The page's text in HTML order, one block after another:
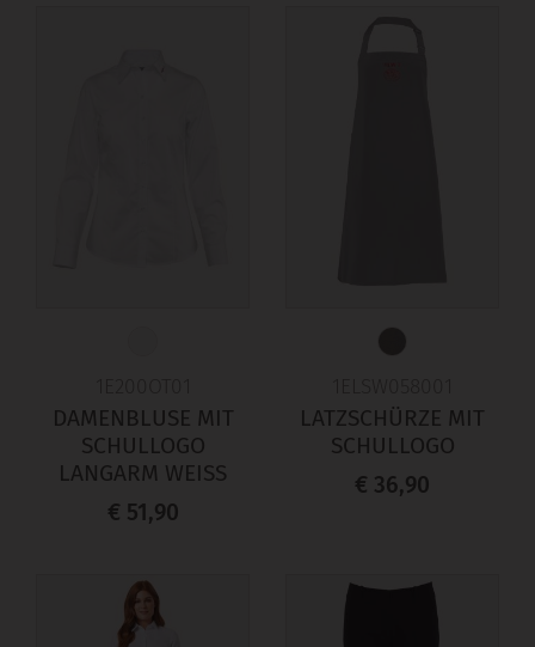
DAMENBLUSE MIT
SCHULLOGO
LANGARM WEISS
€ 51,90
LATZSCHÜRZE MIT
SCHULLOGO
€ 36,90